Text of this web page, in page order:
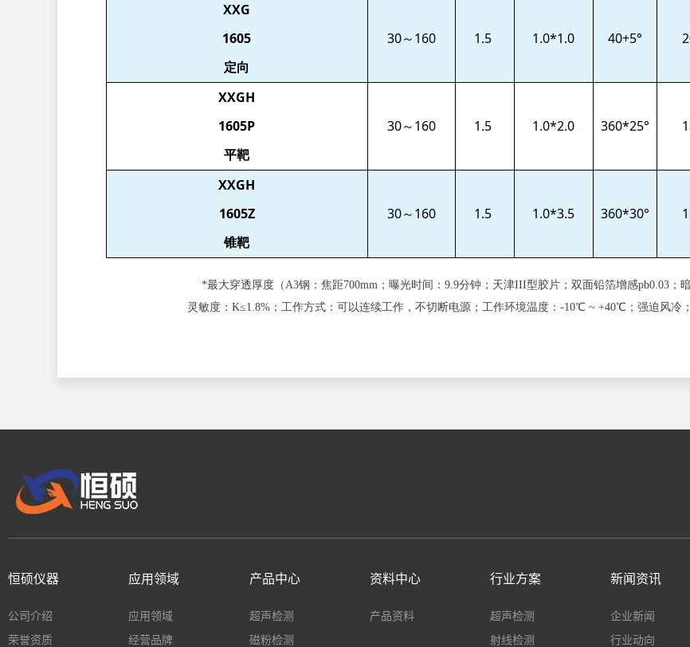
XXG
1605
定向
30～160 1.5 1.0*1.0 40+5°
XXGH
1605P
平靶
30～160 1.5 1.0*2.0 360*25°
XXGH
1605Z
锥靶
30～160 1.5 1.0*3.5 360*30°
*最大穿透厚度（A3钢：焦距700mm；曝光时间：9.9分钟；天津III型胶片；双面铅箔增感pb0.03；
灵敏度：K≤1.8%；工作方式：可以连续工作，不切断电源；工作环境温度：-10℃ ~ +40℃；强迫风冷
恒硕仪器
公司介绍
荣誉资质
应用领域
应用领域
经营品牌
产品中心
超声检测
磁粉检测
资料中心
产品资料
行业方案
超声检测
射线检测
新闻资讯
企业新闻
行业动向